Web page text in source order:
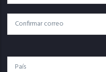
Electrónico
Confirmar Correo
País